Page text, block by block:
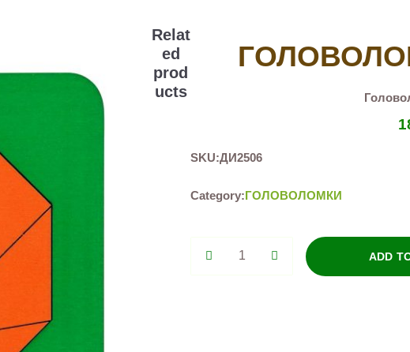
SKU:ДИ2506
Category:ГОЛОВОЛОМКИ
Октагон
ADD
Relat
ed
prod
ucts